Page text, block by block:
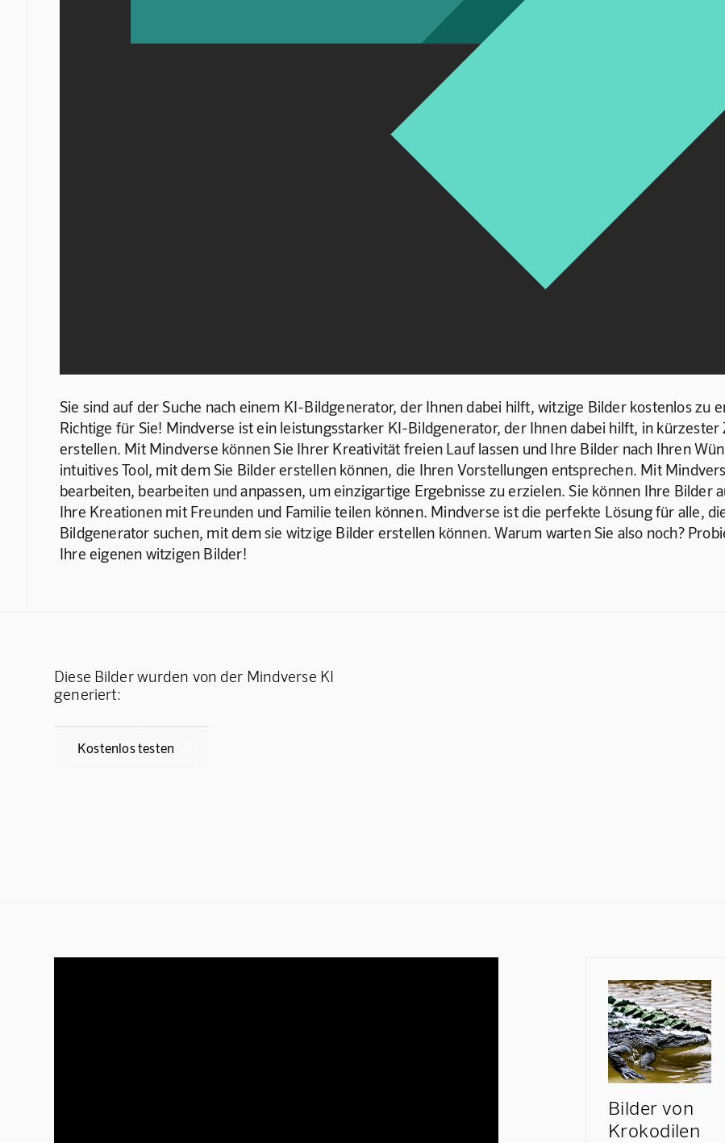
Sie sind auf der Suche nach einem KI-Bildgenerator, der Ihnen dabei hilft, witzige Bilder kostenlos zu
Richtige für Sie! Mindverse ist ein leistungsstarker KI-Bildgenerator, der Ihnen dabei hilft, in
erstellen. Mit Mindverse können Sie Ihrer Kreativität freien Lauf lassen und Ihre Bilder nach Ihren
intuitives Tool, mit dem Sie Bilder erstellen können, die Ihren Vorstellungen entsprechen. Mit
bearbeiten, bearbeiten und anpassen, um einzigartige Ergebnisse zu erzielen. Sie können Ihre Bilder
Ihre Kreationen mit Freunden und Familie teilen können. Mindverse ist die perfekte Lösung für alle,
Bildgenerator suchen, mit dem sie witzige Bilder erstellen können. Warum warten Sie also noch?
Ihre eigenen witzigen Bilder!
Diese Bilder wurden von der Mindverse KI
generiert:
Kostenlos testen
Bilder von
Krokodilen